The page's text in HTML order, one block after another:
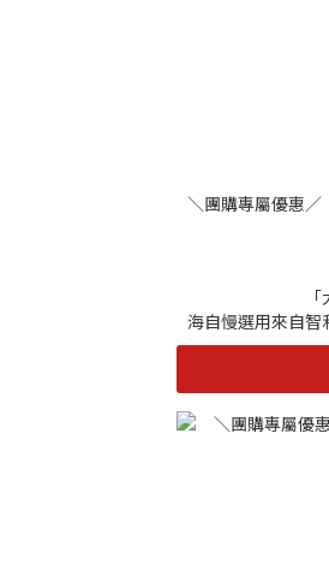
＼團購專屬優惠／
海自慢選用來自智
質、Omega-3 脂
素，魚油中的
智利南海為鮭魚之
魚隻體內儲存更豐
緻，且極具營養價
留原本風味，反而